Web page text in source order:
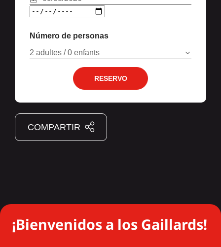
Número de personas
2 adultes / 0 enfants
RESERVO
COMPARTIR
¡Bienvenidos a los Gaillards!